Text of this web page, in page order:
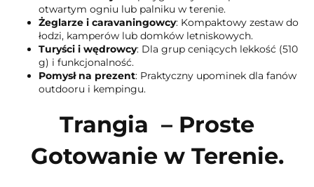
otwartym ogniu lub palniku w terenie.
Żeglarze i caravaningowcy: Kompaktowy zestaw do
łodzi, kamperów lub domków letniskowych.
Turyści i wędrowcy: Dla grup ceniących lekkość (510
g) i funkcjonalność.
Pomysł na prezent: Praktyczny upominek dla fanów
outdooru i kempingu.
Trangia – Proste
Gotowanie w Terenie.